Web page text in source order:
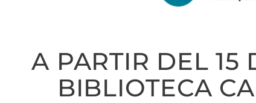
A PARTIR DEL 15
BIBLIOTECA